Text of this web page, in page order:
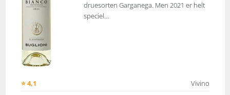
druesorten Garganega. Men 2021 er helt
speciel...
⭐ 4,1 Vivino